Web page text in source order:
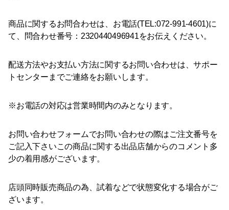
商品に関するお問合わせは、お電話(TEL:072-991-4601)に
て、問合わせ番号：2320440496941をお伝えください。
配送方法やお支払い方法に関するお問い合わせは、サポー
トセンターまでご連絡をお願いします。
※お電話の対応は営業時間内のみとなります。
お問い合わせフォームでお問い合わせの際はご注文番号を
ご記入下さいこの商品に関する出品店舗からのコメント多
少の着用感がございます。
店頭同時販売商品の為、試着などで状態変化する場合がご
ざいます。